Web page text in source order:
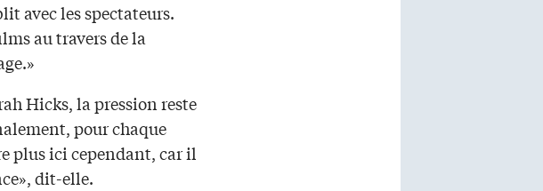
avec les spectateurs.
au travers de la
Hicks, la pression reste
pour chaque
plus ici cependant, car il
dit-elle.